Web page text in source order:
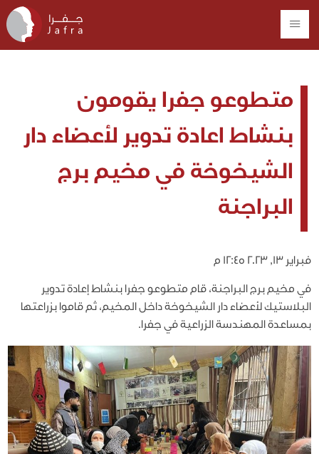
متطوعو جفرا يقومون
بنشاط اعادة تدوير لأعضاء دار
الشيخوخة في مخيم برج
البراجنة
فبراير 13, 2023 12:45 م
في مخيم برج البراجنة، قام متطوعو جفرا بنشاط إعادة تدوير
البلاستيك لأعضاء دار الشيخوخة داخل المخيم، ثم قاموا بزراعتها
بمساعدة المهندسة الزراعية في جفرا.